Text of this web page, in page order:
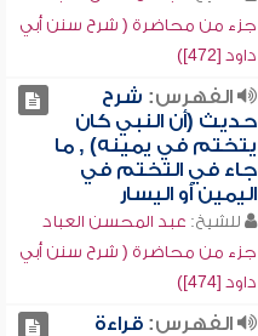
جزء من محاضرة ( شرح سنن أبي
داود [472])
الفهرس: شرح
حديث (أن النبي كان
يتختم في يمينه) , ما
جاء في التختم في
اليمين أو اليسار
للشيخ: عبد المحسن العباد
جزء من محاضرة ( شرح سنن أبي
داود [474])
الفهرس:قراءة